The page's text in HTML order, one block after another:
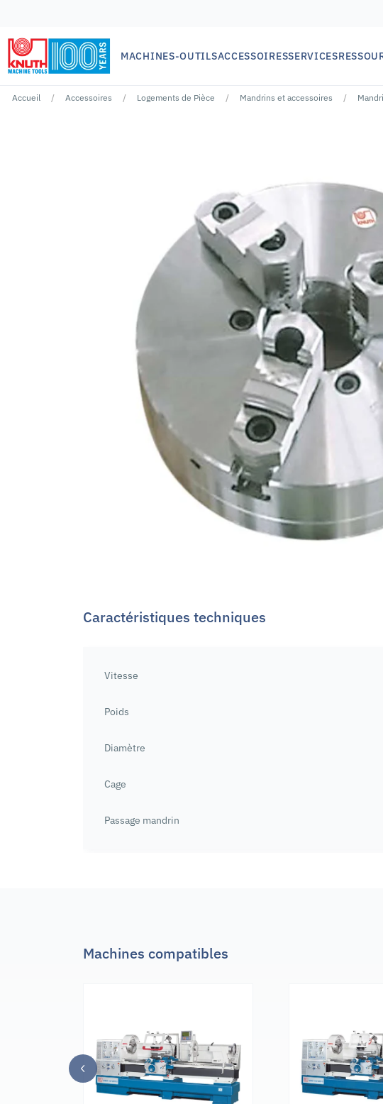
MACHINES-OUTILSACCESSOIRESSERVICES
Accueil Accessoires Logements de Pièce Mandrins et accessoires
Caractéristiques techniques
Vitesse
Poids
Diamètre
Cage
Passage mandrin
Machines compatibles